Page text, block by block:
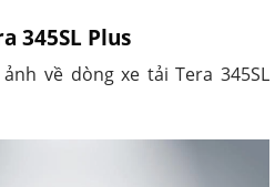
345SL Plus
về dòng xe tải Tera 345SL